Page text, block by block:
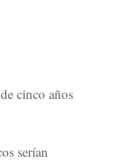
cinco años
serían